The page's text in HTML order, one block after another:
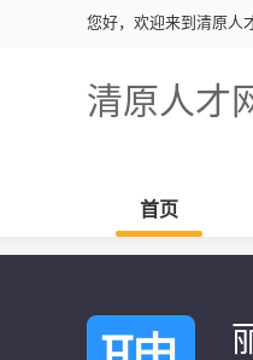
您好，欢迎来到清原人
清原人才
首页